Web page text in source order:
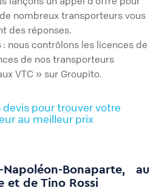
nombreux transporteurs vous
des réponses.
: nous contrôlons les licences de
de nos transporteurs
VTC » sur Groupito.
pour trouver votre
au meilleur prix
Bonaparte, au
et de Tino Rossi